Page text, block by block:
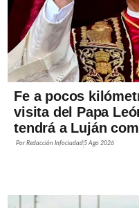
Fe a pocos
visita del Papa
tendrá a Luján
PorRedacción Infociudad5 Ago 2026